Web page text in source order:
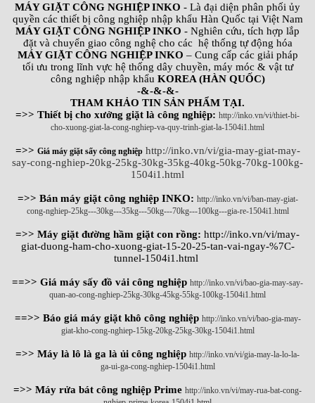
MÁY GIẶT CÔNG NGHIỆP INKO - Là đại diện phân phối ủy
quyền các thiết bị công nghiệp nhập khẩu Hàn Quốc tại Việt Nam
MÁY GIẶT CÔNG NGHIỆP INKO - Nghiên cứu, tích hợp lắp
đặt và chuyển giao công nghệ cho các hệ thống tự động hóa
MÁY GIẶT CÔNG NGHIỆP INKO – Cung cấp các giải pháp
tối ưu trong lĩnh vực hệ thống dây chuyền, máy móc & vật tư
công nghiệp nhập khẩu KOREA (HÀN QUỐC)
-&-&-&-
THAM KHẢO TIN SẢN PHẨM TẠI.
=>> Thiết bị cho xưởng giặt là công nghiệp: http://inko.vn/vi/thiet-bi-
cho-xuong-giat-la-cong-nghiep-va-quy-trinh-giat-la-1504i1.html
=>> Giá máy giặt sấy công nghiệp http://inko.vn/vi/gia-may-giat-may-
say-cong-nghiep-20kg-25kg-30kg-35kg-40kg-50kg-70kg-100kg-
1504i1.html
=>> Bán máy giặt công nghiệp INKO: http://inko.vn/vi/ban-may-giat-
cong-nghiep-25kg---30kg---35kg---50kg---70kg---100kg---gia-re-1504i1.html
=>> Máy giặt đường hầm giặt con rồng: http://inko.vn/vi/may-
giat-duong-ham-cho-xuong-giat-15-20-25-tan-vai-ngay-%7C-
tunnel-1504i1.html
==>> Giá máy sấy đồ vải công nghiệp http://inko.vn/vi/bao-gia-may-say-
quan-ao-cong-nghiep-25kg-30kg-45kg-55kg-100kg-1504i1.html
==>> Báo giá máy giặt khô công nghiệp http://inko.vn/vi/bao-gia-may-
giat-kho-cong-nghiep-15kg-20kg-25kg-30kg-1504i1.html
=>> Máy là lô là ga là ủi công nghiệp http://inko.vn/vi/gia-may-la-lo-la-
ga-ui-ga-cong-nghiep-1504i1.html
=>> Máy rửa bát công nghiệp Prime http://inko.vn/vi/may-rua-bat-cong-